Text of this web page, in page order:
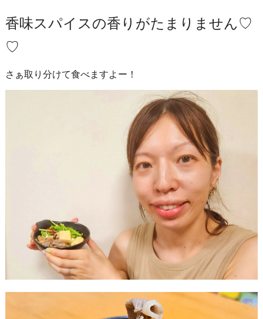
香味スパイスの香りがたまりません♡
♡
さぁ取り分けて食べますよー！